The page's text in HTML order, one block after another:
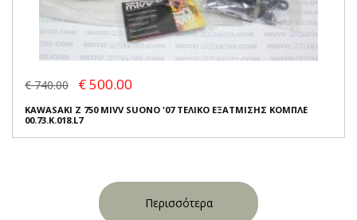
€ 740.00 € 500.00
KAWASAKI Z 750 MIVV SUONO '07 ΤΕΛΙΚΟ ΕΞΑΤΜΙΣΗΣ ΚΟΜΠΛΕ
00.73.K.018.L7
Περισσότερα